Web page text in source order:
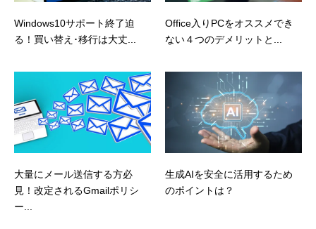
Windows10サポート終了迫
る！買い替え･移行は大丈...
Office入りPCをオススメでき
ない４つのデメリットと...
大量にメール送信する方必
見！改定されるGmailポリシ
ー...
生成AIを安全に活用するため
のポイントは？